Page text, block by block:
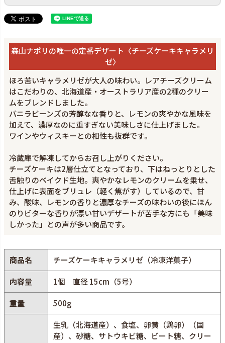
森山ナポリの唯一の定番デザート〈チーズケーキキャラメリ
ゼ〉
ほろ苦いキャラメリゼが大人の味わい。レアチーズクリーム
はこだわりの、北海道産・オーストラリア産の2種のクリー
ムをブレンドしました。
バニラビーンズの芳醇なな香りと、レモンの爽やかな風味を
加えて、濃厚なのに重すぎない美味しさに仕上げました。
ワインやウィスキーとの相性も抜群です。
冷蔵庫で解凍してからお召し上がりください。
チーズケーキは2層仕立てとなっており、下はねっとりとした
舌触りのベイクド生地。爽やかなレモンのクリームを乗せ、
仕上げに表面をブリュレ（軽く焦がす）しているので、甘
み、酸味、レモンの香りと濃厚なチーズの味わいの後にほん
のりビターな香りが漂い甘いデザートが苦手な方にも「美味
しかった」との声が多い商品です。
商品名 チーズケーキキャラメリゼ（冷凍洋菓子）
内容量 1個 直径 15cm（5号）
重量 500g
生乳（北海道産）、食塩、卵黄（鶏卵）（国
産）、砂糖、サトウキビ糖、ビート糖、クリー